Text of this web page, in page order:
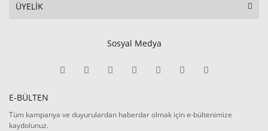
ÜYELİK
Sosyal Medya
E-BÜLTEN
Tüm kampanya ve duyurulardan haberdar olmak için e-bültenimize
kaydolunuz.